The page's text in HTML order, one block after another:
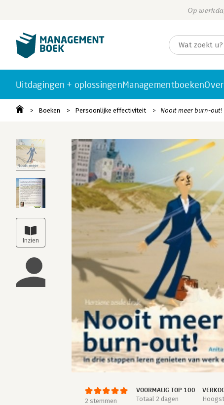
Op
Uitdagingen + oplossingenManagementboeken
Boeken Persoonlijke effectiviteit Nooit meer burn-out!
2 stemmen
VOORMALIG TOP 100
Totaal 2 dagen